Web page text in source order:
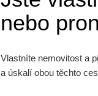
nebo
Vlastníte nemovitost a
a úskalí obou těchto